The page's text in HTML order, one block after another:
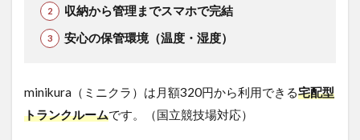
収納から管理までスマホで完結
安心の保管環境（温度・湿度）
minikura（ミニクラ）は月額320円から利用できる宅配型
トランクルームです。（国立競技場対応）